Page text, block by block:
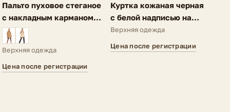
Пальто пуховое стеганое
с накладным карманом
темно-оранжевое Ria
Верхняя одежда
Цена после регистрации
Куртка кожаная черная
с белой надписью на
спине Lauria
Верхняя одежда
Цена после регистрации